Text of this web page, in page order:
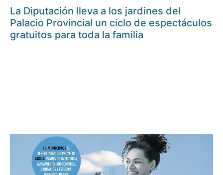
La Diputación lleva a los jardines del
Palacio Provincial un ciclo de espectáculos
gratuitos para toda la familia